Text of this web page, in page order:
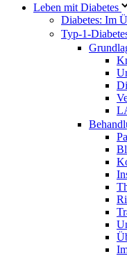
Leben mit Diabetes
Diabetes: Im
Typ-1-